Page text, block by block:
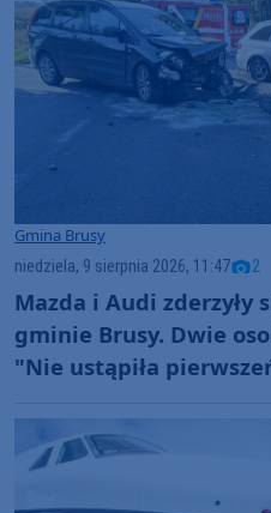
Gmina Brusy
niedziela, 9 sierpnia 2026, 11:47 2
Mazda i Audi zderzyły
gminie Brusy. Dwie
"Nie ustąpiła